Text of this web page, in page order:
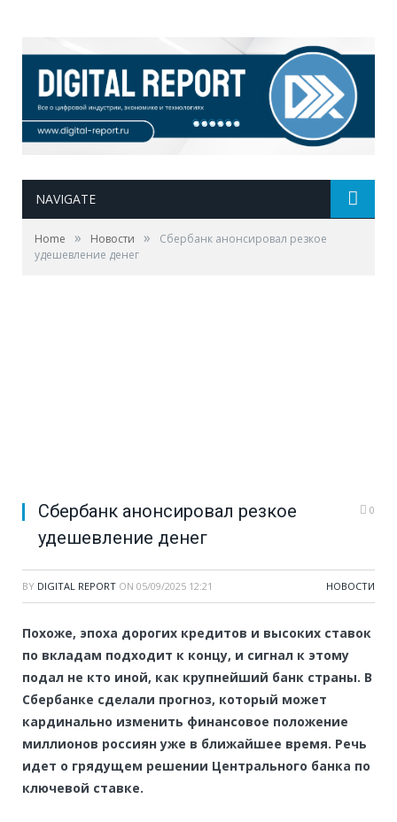
NAVIGATE
Home » Новости »
Сбербанк анонсировал резкое
удешевление денег
Сбербанк анонсировал резкое
удешевление денег
0
BY DIGITAL REPORT ON 05/09/2025 12:21 НОВОСТИ
Похоже, эпоха дорогих кредитов и высоких ставок
по вкладам подходит к концу, и сигнал к этому
подал не кто иной, как крупнейший банк страны. В
Сбербанке сделали прогноз, который может
кардинально изменить финансовое положение
миллионов россиян уже в ближайшее время. Речь
идет о грядущем решении Центрального банка по
ключевой ставке.